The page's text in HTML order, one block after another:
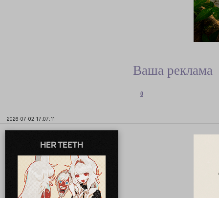
Ваша реклама
0
2026-07-02 17:07:11
HER TEETH